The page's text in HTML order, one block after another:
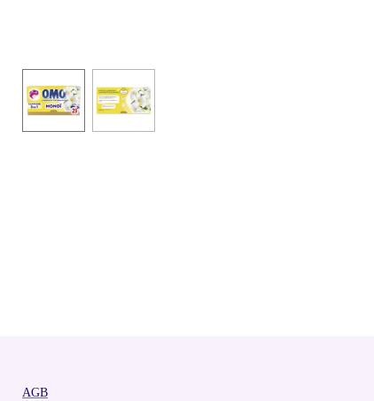
AGB